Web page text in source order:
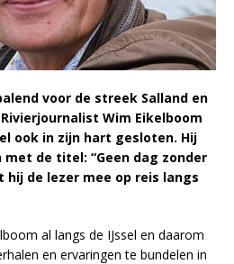
voor de streek Salland en
Wim Eikelboom
ook in zijn hart gesloten. Hij
de titel: “Geen dag zonder
hij de lezer mee op reis langs
al langs de IJssel en daarom
en ervaringen te bundelen in